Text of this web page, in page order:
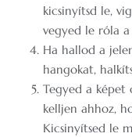
kicsinyítsd le,
vegyed le róla a
Ha hallod a
hangokat,
Tegyed a
kelljen ahhoz,
Kicsinyítsed le